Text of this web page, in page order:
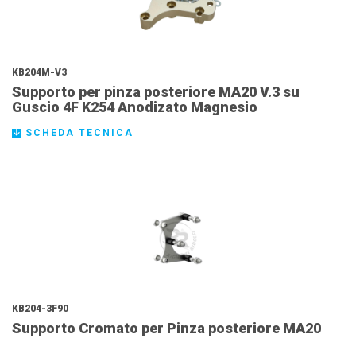
KB204M-V3
Supporto per pinza posteriore MA20 V.3 su
Guscio 4F K254 Anodizato Magnesio
SCHEDA TECNICA
KB204-3F90
Supporto Cromato per Pinza posteriore MA20